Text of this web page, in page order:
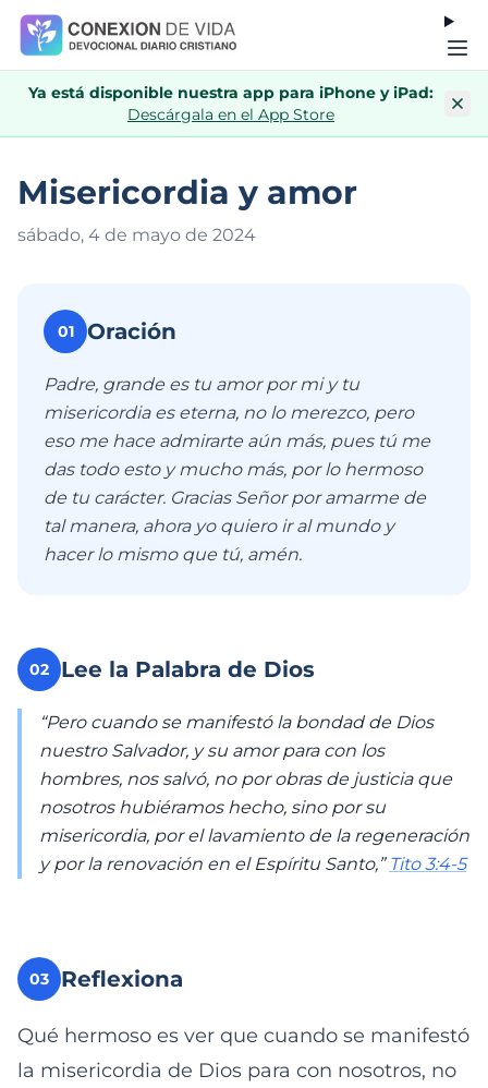
Ya está disponible nuestra app para iPhone y iPad:
Descárgala en el App Store
Misericordia y amor
sábado, 4 de mayo de 2024
01 Oración
Padre, grande es tu amor por mi y tu
misericordia es eterna, no lo merezco, pero
eso me hace admirarte aún más, pues tú me
das todo esto y mucho más, por lo hermoso
de tu carácter. Gracias Señor por amarme de
tal manera, ahora yo quiero ir al mundo y
hacer lo mismo que tú, amén.
02 Lee la Palabra de Dios
“Pero cuando se manifestó la bondad de Dios
nuestro Salvador, y su amor para con los
hombres, nos salvó, no por obras de justicia que
nosotros hubiéramos hecho, sino por su
misericordia, por el lavamiento de la regeneración
y por la renovación en el Espíritu Santo,” Tito 3:4-5
03 Reflexiona
Qué hermoso es ver que cuando se manifestó
la misericordia de Dios para con nosotros, no